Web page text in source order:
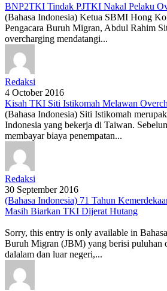
BNP2TKI Tindak PJTKI Nakal Pelaku
(Bahasa Indonesia) Ketua SBMI Hong
Pengacara Buruh Migran, Abdul Rahim
overcharging mendatangi...
Redaksi
4 October 2016
Kisah TKI Siti Istikomah Melawan
(Bahasa Indonesia) Siti Istikomah
Indonesia yang bekerja di Taiwan.
membayar biaya penempatan...
Redaksi
30 September 2016
(Bahasa Indonesia) 71 Tahun
Masih Biarkan TKI Dijerat Hutang
Sorry, this entry is only available in
Buruh Migran (JBM) yang berisi puluhan
dalalam dan luar negeri,...